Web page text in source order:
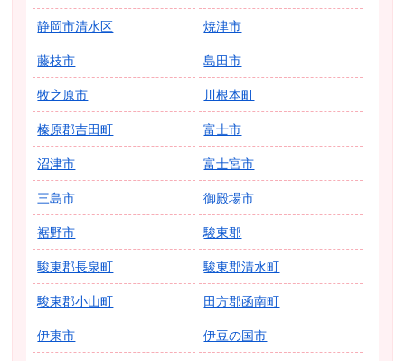
静岡市清水区 焼津市
藤枝市 島田市
牧之原市 川根本町
榛原郡吉田町 富士市
沼津市 富士宮市
三島市 御殿場市
裾野市 駿東郡
駿東郡長泉町 駿東郡清水町
駿東郡小山町 田方郡函南町
伊東市 伊豆の国市